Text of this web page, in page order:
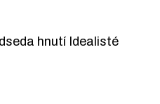
hnutí Idealisté